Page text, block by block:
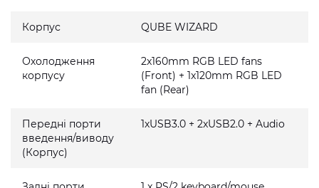
Корпус QUBE WIZARD
Охолодження
корпусу
2x160mm RGB LED fans
(Front) + 1x120mm RGB LED
fan (Rear)
Передні порти
введення/виводу
(Корпус)
1xUSB3.0 + 2xUSB2.0 + Audio